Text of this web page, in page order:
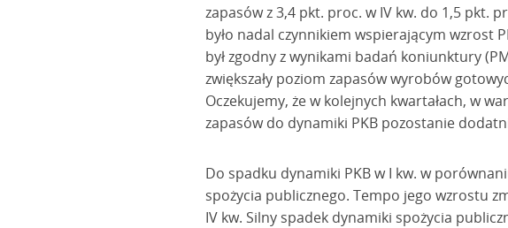
zapasów z 3,4 pkt. proc. w IV kw. do 1,5 pkt.
było nadal czynnikiem wspierającym wzrost
był zgodny z wynikami badań koniunktury
zwiększały poziom zapasów wyrobów
Oczekujemy, że w kolejnych kwartałach, w
zapasów do dynamiki PKB pozostanie
Do spadku dynamiki PKB w I kw. w
spożycia publicznego. Tempo jego wzrostu
IV kw. Silny spadek dynamiki spożycia